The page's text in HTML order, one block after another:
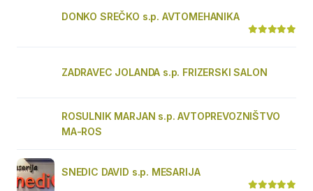
DONKO SREČKO s.p. AVTOMEHANIKA
ZADRAVEC JOLANDA s.p. FRIZERSKI SALON
ROSULNIK MARJAN s.p. AVTOPREVOZNIŠTVO
MA-ROS
SNEDIC DAVID s.p. MESARIJA